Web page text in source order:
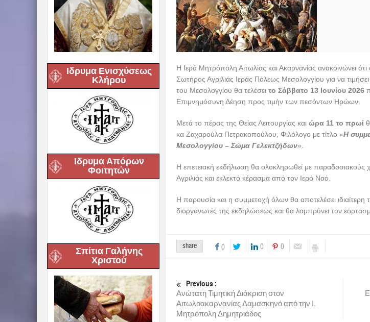
Ιδρυμα Ενισχύσεως
Κλήρου
Ιδρυμα Απόρων
Φοιτητών
Σπίτια Γαλήνης
Χριστού
Η Ιερά Μητρόπολη Αιτωλίας και Ακαρνανίας ανακοινώνει
Σωτήρος Αγριλιάς Ιεράς Πόλεως Μεσολογγίου για να
του Μεσολογγίου θα τελέσει το Σάββατο 13 Ιουνίου 2026
Επιμνημόσυνη Δέηση προς τιμήν των πεσόντων Ηρώων.
Μετά το πέρας της Θείας Λειτουργίας και ώρα 11 το πρωί
κα Ζαχαρούλα Πετρακοπούλου, Φιλόλογο με τίτλο «Η
Μεσολογγίου – Σώμα Γελεκτζήδων».
Η επετειακή εκδήλωση θα ολοκληρωθεί με παραδοσιακούς
Αγριλιάς και εκλεκτό κέρασμα από τον Ιερό Ναό.
Η παρουσία και η συμμετοχή όλων θα αποτελέσει ιδιαίτερη
διοργανωτές της εκδηλώσεως και θα λαμπρύνει τον
share 0 0 0
Previous :
Ανώτατη Τιμητική Διάκριση στον
Αιτωλοακαρνανίας Δαμασκηνό από την Ι.
Μητρόπολη Δημητριάδος